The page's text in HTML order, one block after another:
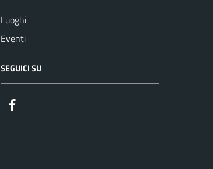
Luoghi
Eventi
SEGUICI SU